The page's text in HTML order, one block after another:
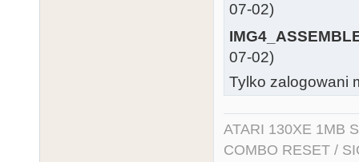
07-02)
07-02)
Tylko zalogowani
ATARI 130XE 1MB
COMBO RESET /